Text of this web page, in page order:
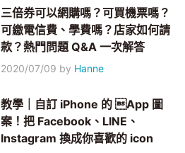
三倍券可以網購嗎？可買機票嗎？
可繳電信費、學費嗎？店家如何請
款？熱門問題 Q&A 一次解答
2020/07/09 by Hanne
教學｜自訂 iPhone 的 App 圖
案！把 Facebook、LINE、
Instagram 換成你喜歡的 icon